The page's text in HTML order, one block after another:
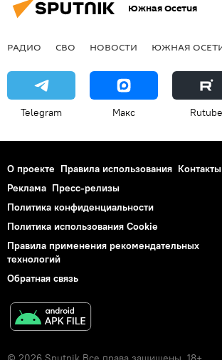
Южная Осетия
РАДИО СВО НОВОСТИ ЮЖНАЯ
Telegram Макс Rutube
О проекте Правила использования Контакты
Реклама Пресс-релизы
Политика конфиденциальности
Политика использования Cookie
Правила применения рекомендательных
технологий
Обратная связь